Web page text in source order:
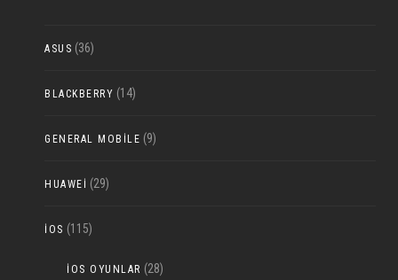
ASUS (36)
BLACKBERRY (14)
GENERAL MOBILE (9)
HUAWEI (29)
IOS (115)
IOS OYUNLAR (28)